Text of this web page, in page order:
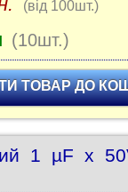
(від 100шт.)
(10шт.)
ТОВАР ДО
1 µF x